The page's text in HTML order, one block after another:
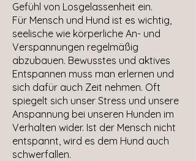
Gefühl von Losgelassenheit ein.
Für Mensch und Hund ist es wichtig,
seelische wie körperliche An- und
Verspannungen regelmäßig
abzubauen. Bewusstes und aktives
Entspannen muss man erlernen und
sich dafür auch Zeit nehmen. Oft
spiegelt sich unser Stress und unsere
Anspannung bei unseren Hunden im
Verhalten wider. Ist der Mensch nicht
entspannt, wird es dem Hund auch
schwerfallen.